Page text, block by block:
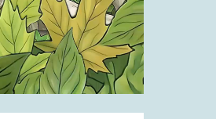
/ Ein Versuch
nach Plan
/ Ein Versuch